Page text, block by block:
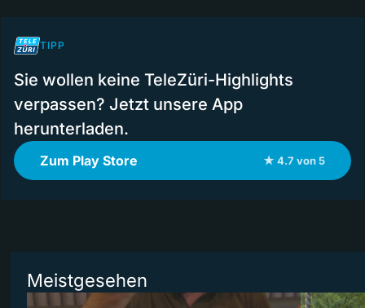
TIPP
Sie wollen keine TeleZüri-Highlights
verpassen? Jetzt unsere App
herunterladen.
Zum Play Store ★ 4.7 von 5
Meistgesehen